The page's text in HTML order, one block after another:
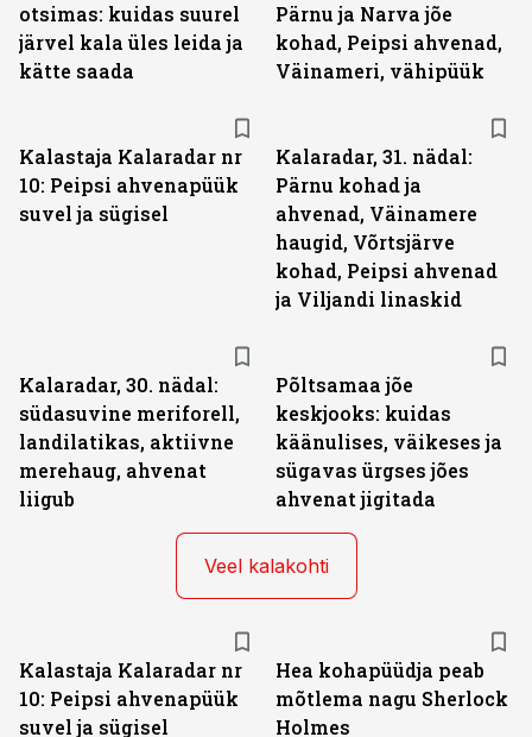
otsimas: kuidas suurel
järvel kala üles leida ja
kätte saada
Pärnu ja Narva jõe
kohad, Peipsi ahvenad,
Väinameri, vähipüük
Kalastaja Kalaradar nr
10: Peipsi ahvenapüük
suvel ja sügisel
Kalaradar, 31. nädal:
Pärnu kohad ja
ahvenad, Väinamere
haugid, Võrtsjärve
kohad, Peipsi ahvenad
ja Viljandi linaskid
Kalaradar, 30. nädal:
südasuvine meriforell,
landilatikas, aktiivne
merehaug, ahvenat
liigub
Põltsamaa jõe
keskjooks: kuidas
käänulises, väikeses ja
sügavas ürgses jões
ahvenat jigitada
Veel kalakohti
Kalastaja Kalaradar nr
10: Peipsi ahvenapüük
suvel ja sügisel
Hea kohapüüdja peab
mõtlema nagu Sherlock
Holmes